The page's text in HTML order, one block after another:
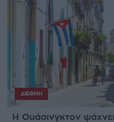
ΔΙΕΘΝΉ
Η Ουάσινγκτον